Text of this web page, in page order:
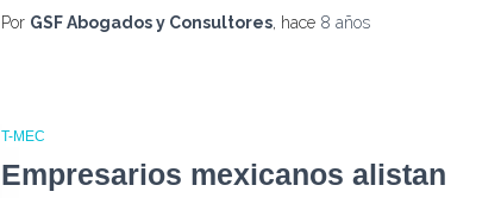
Por GSF Abogados y Consultores, hace 8 años
T-MEC
Empresarios mexicanos alistan